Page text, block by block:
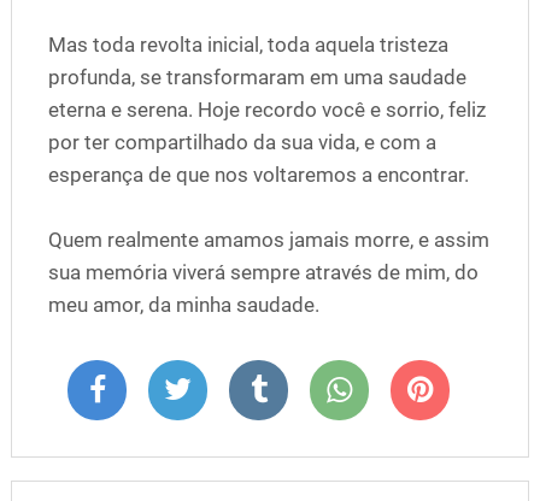
Mas toda revolta inicial, toda aquela tristeza
profunda, se transformaram em uma saudade
eterna e serena. Hoje recordo você e sorrio, feliz
por ter compartilhado da sua vida, e com a
esperança de que nos voltaremos a encontrar.
Quem realmente amamos jamais morre, e assim
sua memória viverá sempre através de mim, do
meu amor, da minha saudade.